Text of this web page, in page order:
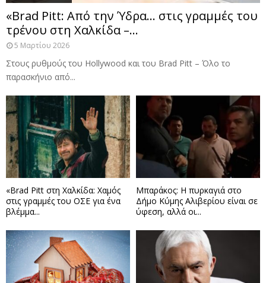
«Brad Pitt: Από την Ύδρα… στις γραμμές του
τρένου στη Χαλκίδα –...
5 Μαρτίου 2026
Στους ρυθμούς του Hollywood και του Brad Pitt – Όλο το
παρασκήνιο από...
«Brad Pitt στη Χαλκίδα: Χαμός
στις γραμμές του ΟΣΕ για ένα
βλέμμα...
Μπαράκος: Η πυρκαγιά στο
Δήμο Κύμης Αλιβερίου είναι σε
ύφεση, αλλά οι...